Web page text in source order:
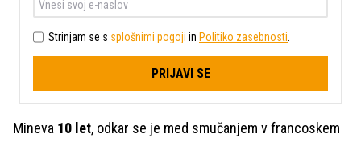
Strinjam se s splošnimi pogoji in Politiko zasebnosti
PRIJAVI SE
Mineva 10 let, odkar se je med smučanjem v francoskem